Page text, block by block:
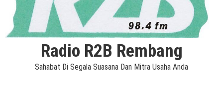
Radio R2B Rembang
Sahabat Di Segala Suasana Dan Mitra Usaha Anda